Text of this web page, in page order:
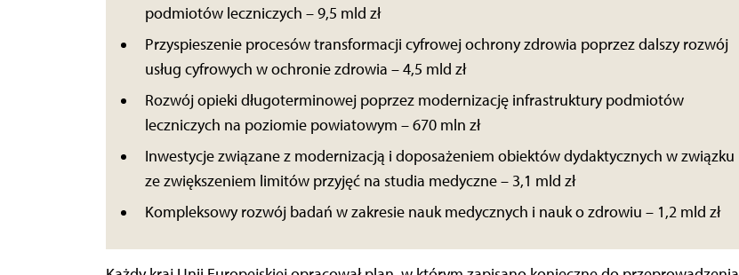
podmiotów leczniczych – 9,5 mld zł
Przyspieszenie procesów transformacji cyfrowej ochrony zdrowia poprzez dalszy rozwój
usług cyfrowych w ochronie zdrowia – 4,5 mld zł
Rozwój opieki długoterminowej poprzez modernizację infrastruktury podmiotów
leczniczych na poziomie powiatowym – 670 mln zł
Inwestycje związane z modernizacją i doposażeniem obiektów dydaktycznych w związku
ze zwiększeniem limitów przyjęć na studia medyczne – 3,1 mld zł
Kompleksowy rozwój badań w zakresie nauk medycznych i nauk o zdrowiu – 1,2 mld zł